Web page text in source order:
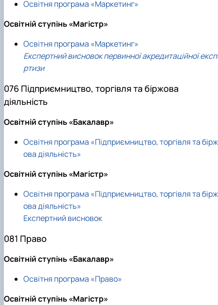
Освітня програма «Маркетинг»
Освітній ступінь «Магістр»
Освітня програма «Маркетинг»
Експертний висновок первинної акредитаційної
ртизи
076 Підприємництво, торгівля та біржова
діяльність
Освітній ступінь «Бакалавр»
Освітня програма «Підприємництво, торгівля та бірж
ова діяльність»
Освітній ступінь «Магістр»
Освітня програма «Підприємництво, торгівля та бірж
ова діяльність»
Експертний висновок
081 Право
Освітній ступінь «Бакалавр»
Освітня програма «Право»
Освітній ступінь «Магістр»